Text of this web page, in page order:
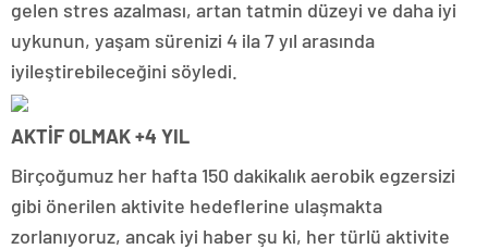
gelen stres azalması, artan tatmin düzeyi ve daha iyi
uykunun, yaşam sürenizi 4 ila 7 yıl arasında
iyileştirebileceğini söyledi.
AKTİF OLMAK +4 YIL
Birçoğumuz her hafta 150 dakikalık aerobik egzersizi
gibi önerilen aktivite hedeflerine ulaşmakta
zorlanıyoruz, ancak iyi haber şu ki, her türlü aktivite